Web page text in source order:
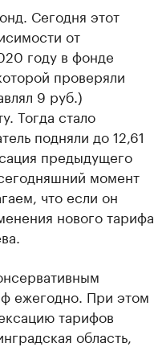
Сегодня этот
от
году в фонде
проверяли
9 руб.)
Тогда стало
подняли до 12,61
предыдущего
момент
что если он
нового тарифа
ежегодно. При этом
тарифов
область,